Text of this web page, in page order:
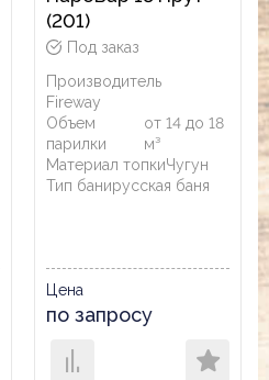
(201)
Под заказ
Производитель
Fireway
Объем
парилки
от 14 до 18
м³
Материал топкиЧугун
Тип банирусская баня
Цена
по запросу